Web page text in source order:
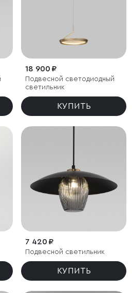
18 900 ₽
Подвесной светодиодный
светильник
КУПИТЬ
7 420 ₽
Подвесной светильник
КУПИТЬ